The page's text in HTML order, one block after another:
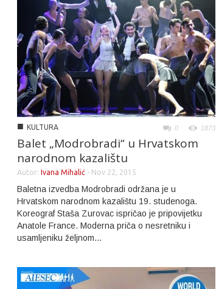
■ KULTURA 0 1873
Balet „Modrobradi“ u Hrvatskom
narodnom kazalištu
Autor: Ivana Mihalić - Nov 22, 2015
Baletna izvedba Modrobradi održana je u
Hrvatskom narodnom kazalištu 19. studenoga.
Koreograf Staša Zurovac ispričao je pripovijetku
Anatole France. Moderna priča o nesretniku i
usamljeniku željnom...